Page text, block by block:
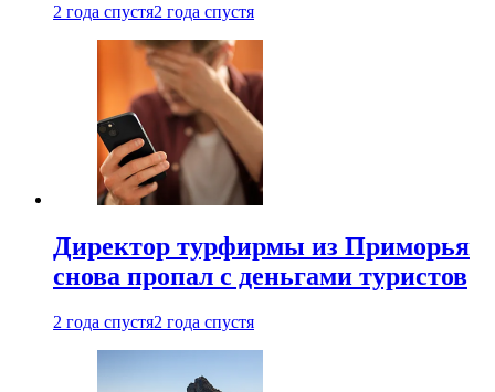
2 года спустя2 года спустя
Директор турфирмы из Приморья
снова пропал с деньгами туристов
2 года спустя2 года спустя